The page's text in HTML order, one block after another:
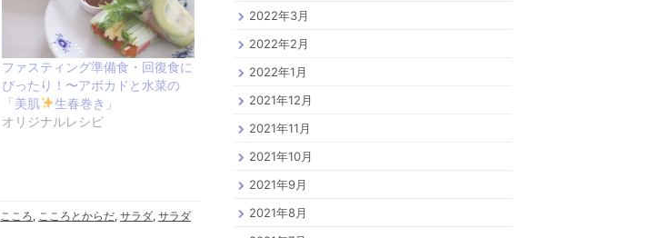
ファスティング準備食・回復食に
ぴったり！〜アボカドと水菜の
「美肌
生春巻き」
オリジナルレシピ
こころ, こころとからだ, サラダ, サラダ
2022年3月
2022年2月
2022年1月
2021年12月
2021年11月
2021年10月
2021年9月
2021年8月